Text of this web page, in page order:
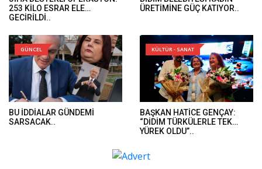
253 KİLO ESRAR ELE
GEÇİRİLDİ..
ÜRETİMİNE GÜÇ KATIYOR..
GÜNCEL
BU İDDİALAR GÜNDEMİ
SARSACAK..
KÜLTÜR - SANAT
BAŞKAN HATİCE GENÇAY:
“DİDİM TÜRKÜLERLE TEK
YÜREK OLDU”..